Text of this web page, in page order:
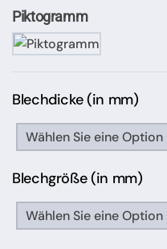
Piktogramm
Blechdicke (in mm)
Blechgröße (in mm)